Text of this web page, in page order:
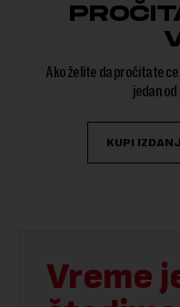
Ako želite da pročitate
jedan
KUPI
Vreme